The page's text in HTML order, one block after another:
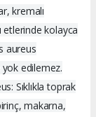
kremalı
etlerinde kolayca
aureus
edilemez.
Sıklıkla toprak
makarna,